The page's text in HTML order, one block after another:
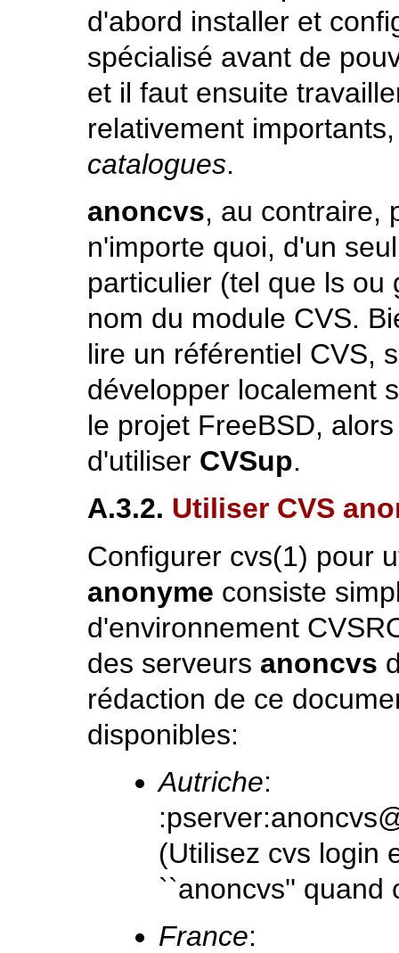
d'abord installer et
spécialisé avant de
et il faut ensuite
relativement
catalogues.
anoncvs, au contraire,
n'importe quoi, d'un
particulier (tel que ls ou
nom du module CVS.
lire un référentiel CVS,
développer localement
le projet FreeBSD,
d'utiliser CVSup.
A.3.2. Utiliser CVS
Configurer cvs(1) pour
anonyme consiste
d'environnement
des serveurs anoncvs
rédaction de ce
disponibles:
Autriche:
(Utilisez cvs login
``anoncvs'' quand
France: